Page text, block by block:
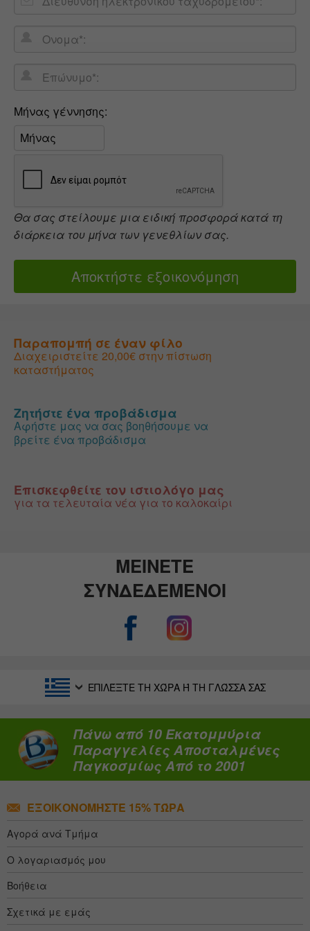
ταχυδρομείου
Ονομα*:
Επώνυμο*:
Μήνας
γέννησης:
Μήνας γέννησης:
Θα σας στείλουμε μια ειδική προσφορά κατά τη
διάρκεια του μήνα των γενεθλίων σας.
Παραπομπή σε έναν φίλο
Διαχειριστείτε 20,00€ στην πίστωση
καταστήματος
Ζητήστε ένα προβάδισμα
Αφήστε μας να σας βοηθήσουμε να
βρείτε ένα προβάδισμα
Επισκεφθείτε τον ιστιολόγο μας
για τα τελευταία νέα για το καλοκαίρι
ΜΕΙΝΕΤΕ
ΣΥΝΔΕΔΕΜΕΝΟΙ
ΕΠΙΛΈΞΤΕ ΤΗ ΧΏΡΑ Ή ΤΗ ΓΛΏΣΣΑ ΣΑΣ
Πάνω από 10 Εκατομμύρια
Παραγγελίες Αποσταλμένες
Παγκοσμίως Από το 2001
ΕΞΟΙΚΟΝΟΜΉΣΤΕ 15% ΤΏΡΑ
Αγορά ανά Τμήμα
Ο λογαριασμός μου
Βοήθεια
Σχετικά με εμάς